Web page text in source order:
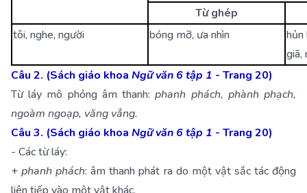
Từ ghép
tôi, nghe, người
bóng mỡ, ưa nhìn
hủn
giã,
Câu 2. (Sách giáo khoa Ngữ văn 6 tập 1 - Trang 20)
Từ láy mô phỏng âm thanh:phanh phách, phành phạch,
ngoàm ngoạp, văng vẳng.
Câu 3. (Sách giáo khoa Ngữ văn 6 tập 1 - Trang 20)
- Các từ láy:
+phanh phách: âm thanh phát ra do một vật sắc tác động